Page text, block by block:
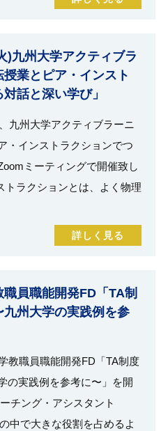
)九州大学アクティブラ
業とピア・インスト
話と深い学び」
九州大学アクティブラーニ
・インストラクションでつ
ミーティングで開催致し
ラクションとは、よく物理
詳しく見る
職員職能開発FD「TA制
州大学の実践例を参
教職員職能開発FD「TA制度
の実践例を参考に〜」を開
チング・アシスタント
中で大きな役割を占めるよ